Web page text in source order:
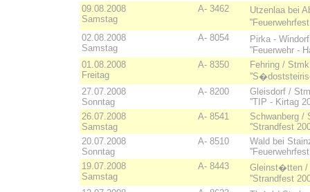
09.08.2008
Samstag
A- 3462
Utzenlaa bei
02.08.2008
Samstag
A- 8054
Pirka -
''Feuerwehr -
01.08.2008
Freitag
A- 8350
Fehring /
27.07.2008
Sonntag
A- 8200
Gleisdorf /
''TIP - Kirtag
26.07.2008
Samstag
A- 8541
Schwanberg /
''Strandfest
20.07.2008
Sonntag
A- 8510
Wald bei
19.07.2008
Samstag
A- 8443
Gleinst�tten /
''Strandfest